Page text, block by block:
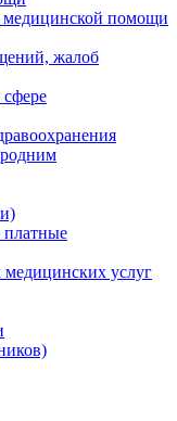
медицинской помощи
жалоб
медицинских услуг